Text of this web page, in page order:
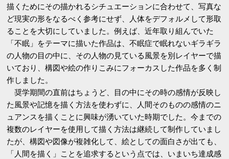
描くためにその描かれるシチュエーションに合わせて、写真な
ど現実の形をなるべく参考にせず、人体をデフォルメして形取
ることを大切にしていました。例えば、近年取り組んでいた
「不眠」をテーマに描いた作品は、不眠症で眠れないギラギラ
の人物の目の中に、その人物の見ている風景を別レイヤーで描
いており、構図や絵の作りこみにフォーカスした作品を多く制
作しました。
奨学期間の直前はちょうど、目の中にその時の感情が反映し
た風景や記憶を描く方法を使わずに、人間そのものの感情のニ
ュアンスを描くことに興味が湧いていた時期でした。今までの
複数のレイヤーを使用して描く方法は継続して制作していまし
たが、構図や図像が複雑化して、絵としての面白さが出ても、
「人間を描く」ことを追求するという点では、いまいち達成感